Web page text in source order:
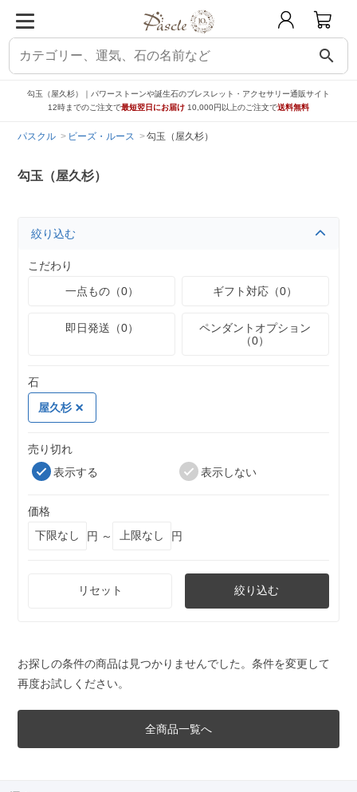
search
勾玉（屋久杉）｜パワーストーンや誕生石のブレスレット・アクセサリー通販サイト
12時までのご注文で最短翌日にお届け 10,000円以上のご注文で送料無料
パスクル ビーズ・ルース 勾玉（屋久杉）
勾玉（屋久杉）
絞り込む
こだわり
一点もの（0）
ギフト対応（0）
即日発送（0）
ペンダントオプション
（0）
石
屋久杉
売り切れ
表示する
表示しない
価格
円 ～
円
リセット 絞り込む
お探しの条件の商品は見つかりませんでした。条件を変更して
再度お試しください。
全商品一覧へ